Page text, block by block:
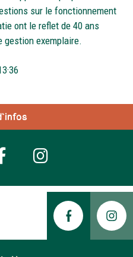
sur le fonctionnement
ont le reflet de 40 ans
gestion exemplaire.